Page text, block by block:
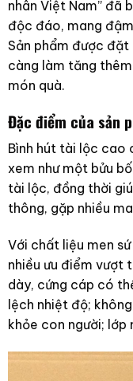
nhân Việt Nam” đã
độc đáo, mang
Sản phẩm được đặt
càng làm tăng
món quà.
Đặc điểm của sản
Bình hút tài lộc cao
xem như một bửu
tài lộc, đồng thời
thông, gặp nhiều
Với chất liệu men
nhiều ưu điểm vượt
dày, cứng cáp có
lệch nhiệt độ;
khỏe con người;